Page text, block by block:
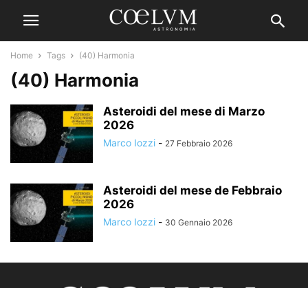
Home Tags (40) Harmonia
(40) Harmonia
Asteroidi del mese di Marzo
2026
Marco Iozzi - 27 Febbraio 2026
Asteroidi del mese de Febbraio
2026
Marco Iozzi - 30 Gennaio 2026